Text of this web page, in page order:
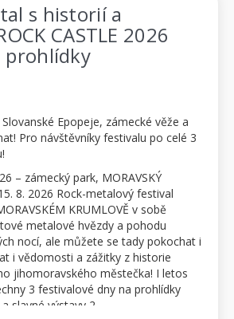
s historií a
CASTLE 2026
prohlídky
Epopeje, zámecké věže a
Pro návštěvníky festivalu po celé 3
– zámecký park, MORAVSKÝ
8. 2026 Rock-metalový festival
KRUMLOVĚ v sobě
metalové hvězdy a pohodu
nocí, ale můžete se tady pokochat i
i vědomosti a zážitky z historie
jihomoravského městečka! I letos
3 festivalové dny na prohlídky
slavné výstavy 2...